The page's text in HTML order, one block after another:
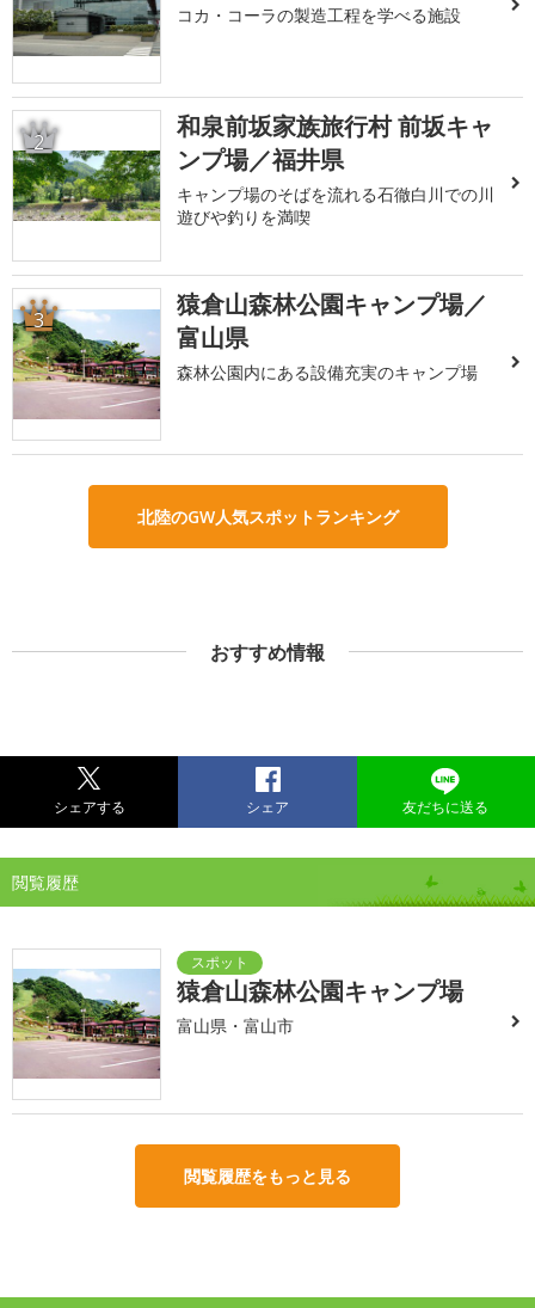
コカ・コーラの製造工程を学べる施設
2
和泉前坂家族旅行村 前坂キャ
ンプ場／福井県
キャンプ場のそばを流れる石徹白川での川
遊びや釣りを満喫
3
猿倉山森林公園キャンプ場／
富山県
森林公園内にある設備充実のキャンプ場
北陸のGW人気スポットランキング
おすすめ情報
シェアする シェア 友だちに送る
閲覧履歴
猿倉山森林公園キャンプ場
富山県・富山市
閲覧履歴をもっと見る